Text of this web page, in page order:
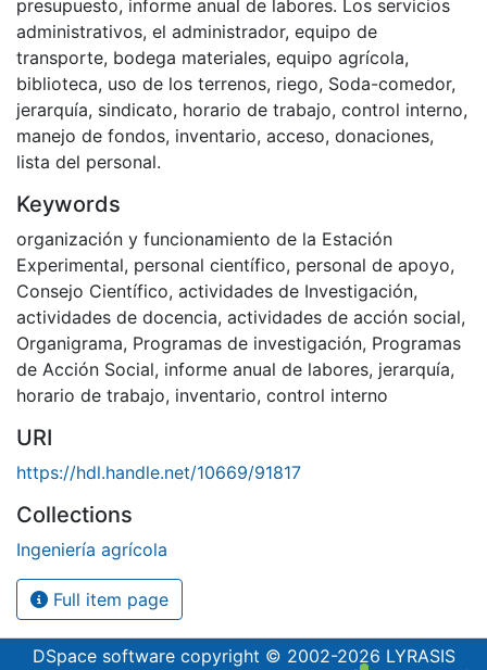
presupuesto, informe anual de labores. Los servicios
administrativos, el administrador, equipo de
transporte, bodega materiales, equipo agrícola,
biblioteca, uso de los terrenos, riego, Soda-comedor,
jerarquía, sindicato, horario de trabajo, control interno,
manejo de fondos, inventario, acceso, donaciones,
lista del personal.
Keywords
organización y funcionamiento de la Estación
Experimental, personal científico, personal de apoyo,
Consejo Científico, actividades de Investigación,
actividades de docencia, actividades de acción social,
Organigrama, Programas de investigación, Programas
de Acción Social, informe anual de labores, jerarquía,
horario de trabajo, inventario, control interno
URI
https://hdl.handle.net/10669/91817
Collections
Ingeniería agrícola
Full item page
DSpace softwarecopyright © 2002-2026 LYRASIS